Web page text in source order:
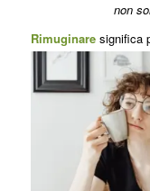
non
Rimuginaresignifica